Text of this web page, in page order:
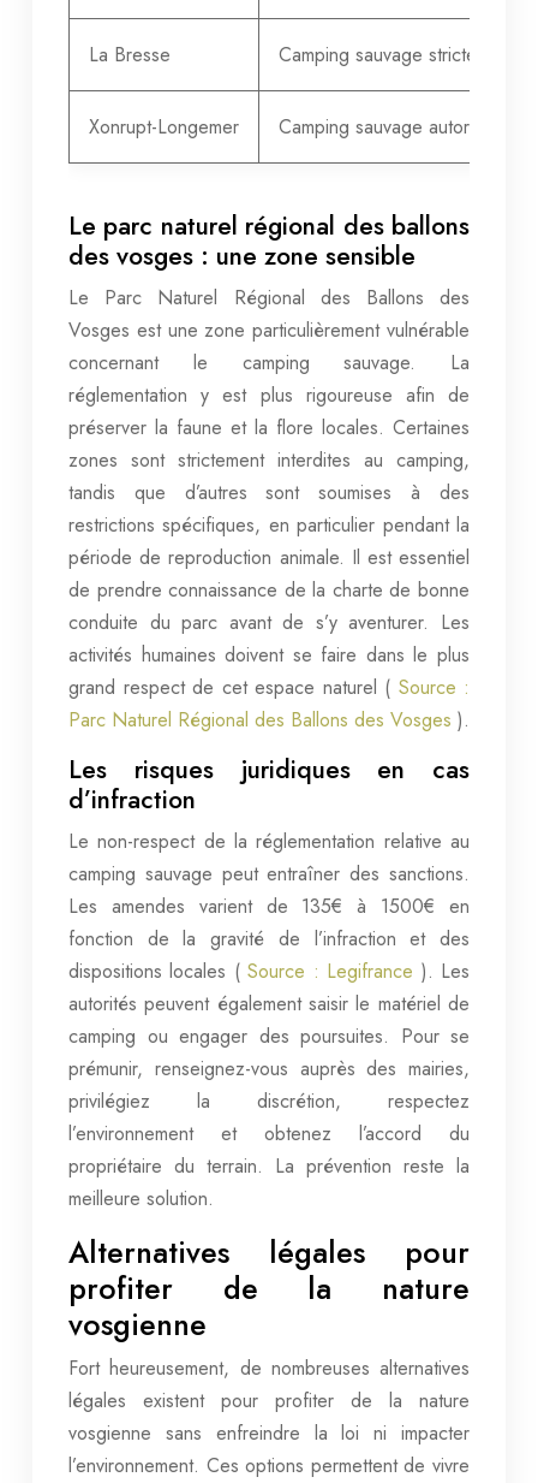
La Bresse Camping sauvage strictement
Xonrupt-Longemer Camping sauvage autorisé
Le parc naturel régional des ballons
des vosges : une zone sensible
Le Parc Naturel Régional des Ballons des
Vosges est une zone particulièrement vulnérable
concernant le camping sauvage. La
réglementation y est plus rigoureuse afin de
préserver la faune et la flore locales. Certaines
zones sont strictement interdites au camping,
tandis que d’autres sont soumises à des
restrictions spécifiques, en particulier pendant la
période de reproduction animale. Il est essentiel
de prendre connaissance de la charte de bonne
conduite du parc avant de s’y aventurer. Les
activités humaines doivent se faire dans le plus
grand respect de cet espace naturel ( Source :
Parc Naturel Régional des Ballons des Vosges ).
Les risques juridiques en cas
d’infraction
Le non-respect de la réglementation relative au
camping sauvage peut entraîner des sanctions.
Les amendes varient de 135€ à 1500€ en
fonction de la gravité de l’infraction et des
dispositions locales (Source : Legifrance ). Les
autorités peuvent également saisir le matériel de
camping ou engager des poursuites. Pour se
prémunir, renseignez-vous auprès des mairies,
privilégiez la discrétion, respectez
l’environnement et obtenez l’accord du
propriétaire du terrain. La prévention reste la
meilleure solution.
Alternatives légales pour
profiter de la nature
vosgienne
Fort heureusement, de nombreuses alternatives
légales existent pour profiter de la nature
vosgienne sans enfreindre la loi ni impacter
l’environnement. Ces options permettent de vivre